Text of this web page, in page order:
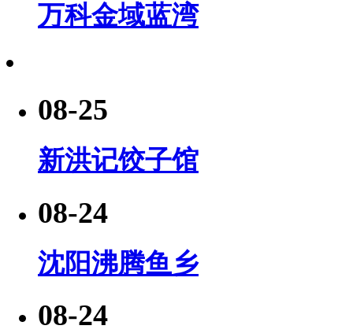
万科金域蓝湾
08-25
新洪记饺子馆
08-24
沈阳沸腾鱼乡
08-24